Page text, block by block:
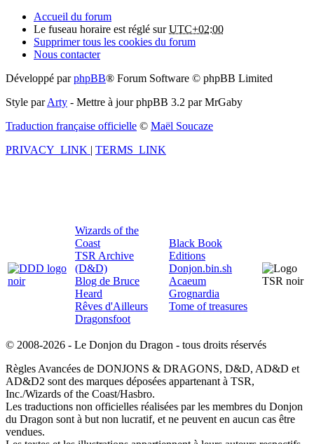
Accueil du forum
Le fuseau horaire est réglé surUTC+02:00
Supprimer tous les cookies du forum
Nous contacter
Développé parphpBB® Forum Software © phpBB Limited
Style parArty - Mettre à jour phpBB 3.2 par MrGaby
Traduction française officielle © Maël Soucaze
PRIVACY_LINK | TERMS_LINK
Wizards of the
Coast
TSR Archive
(D&D)
Blog de Bruce
Heard
Rêves d'Ailleurs
Dragonsfoot
Black Book
Editions
Donjon.bin.sh
Acaeum
Grognardia
Tome of treasures
© 2008-2026 - Le Donjon du Dragon - tous droits réservés
Règles Avancées de DONJONS & DRAGONS, D&D, AD&D et
AD&D2 sont des marques déposées appartenant à TSR,
Inc./Wizards of the Coast/Hasbro.
Les traductions non officielles réalisées par les membres du Donjon
du Dragon sont à but non lucratif, et ne peuvent en aucun cas être
vendues.